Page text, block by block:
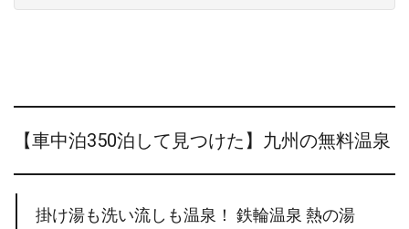
【車中泊350泊して見つけた】九州の無料温泉
掛け湯も洗い流しも温泉！ 鉄輪温泉 熱の湯